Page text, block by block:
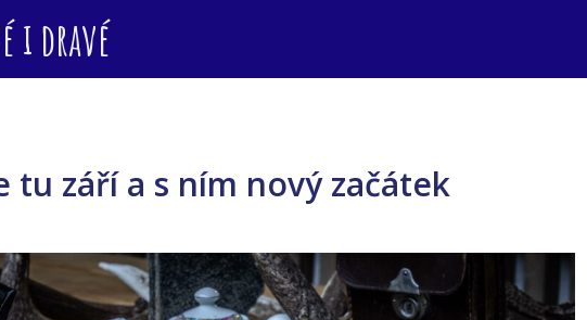
i dravé
tu září a s ním nový začátek